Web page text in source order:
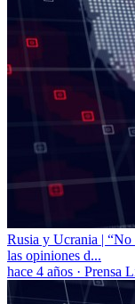
Rusia y Ucrania | “No
las opiniones d...
hace 4 años · Prensa